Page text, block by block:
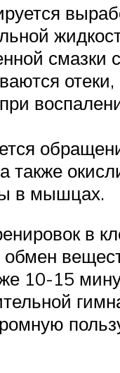
смазки
также
в мышцах.
в
10-15